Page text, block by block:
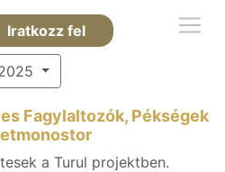
Iratkozz fel
Fagylaltozók, Pékségek
a Turul projektben.